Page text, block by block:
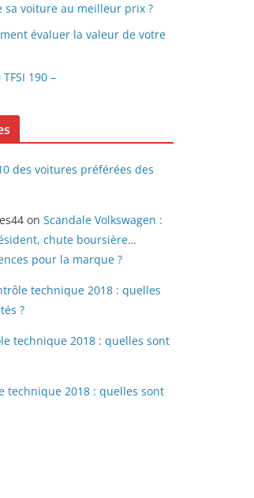
sa voiture au meilleur prix ?
évaluer la valeur de votre
190 –
des voitures préférées des
on Scandale Volkswagen :
chute boursière…
pour la marque ?
technique 2018 : quelles
?
technique 2018 : quelles sont
technique 2018 : quelles sont